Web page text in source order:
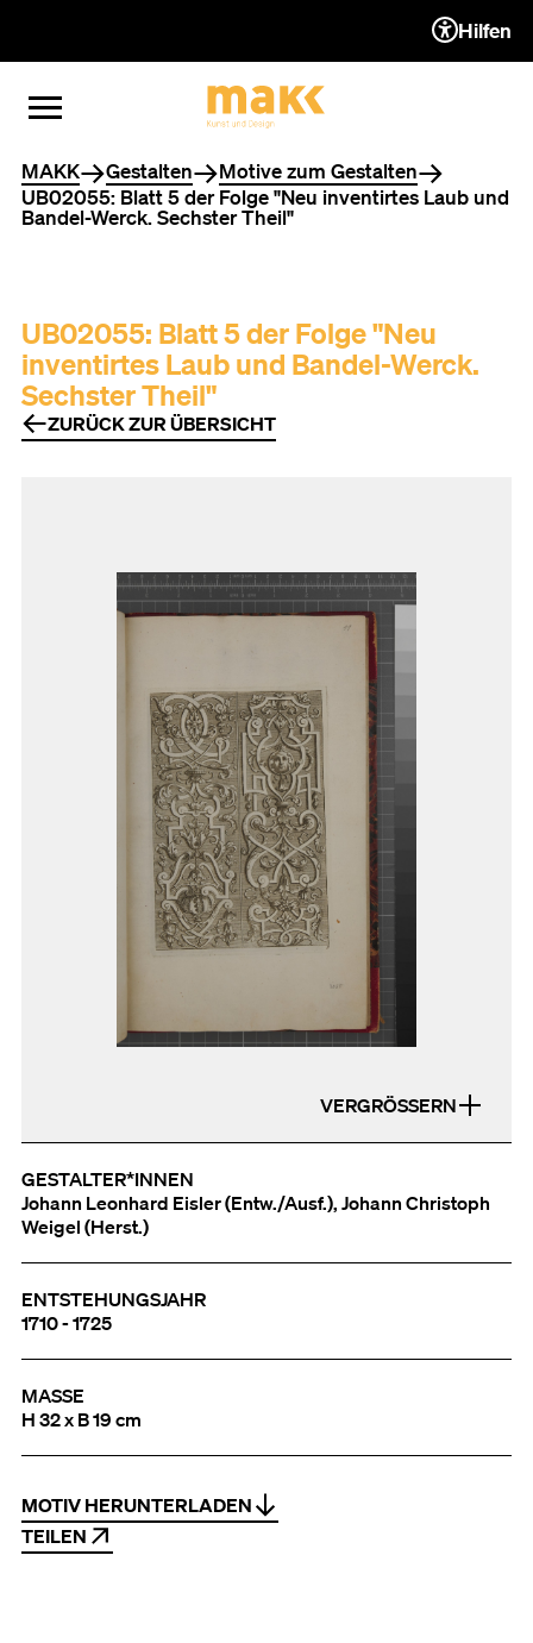
ZUM INHALT (ACCESSKEY 1)
ZUR NAVIGATION
ZUM FOOTER (ACCESSKEY 3)
MENÜ ÖFFNEN
MENÜ SCHLIESSEN
Hilfen
Sie befinden sich hier
MAKK Gestalten
Motive zum Gestalten
UB02055: Blatt 5 der Folge "Neu inventirtes Laub und
Bandel-Werck. Sechster Theil"
UB02055: Blatt 5 der Folge "Neu
inventirtes Laub und Bandel-Werck.
Sechster Theil"
ZURÜCK ZUR ÜBERSICHT
VERGRÖSSERN
GESTALTER*INNEN
Johann Leonhard Eisler (Entw./Ausf.), Johann Christoph
Weigel (Herst.)
ENTSTEHUNGSJAHR
1710 - 1725
MASSE
H 32 x B 19 cm
MOTIV HERUNTERLADEN
TEILEN